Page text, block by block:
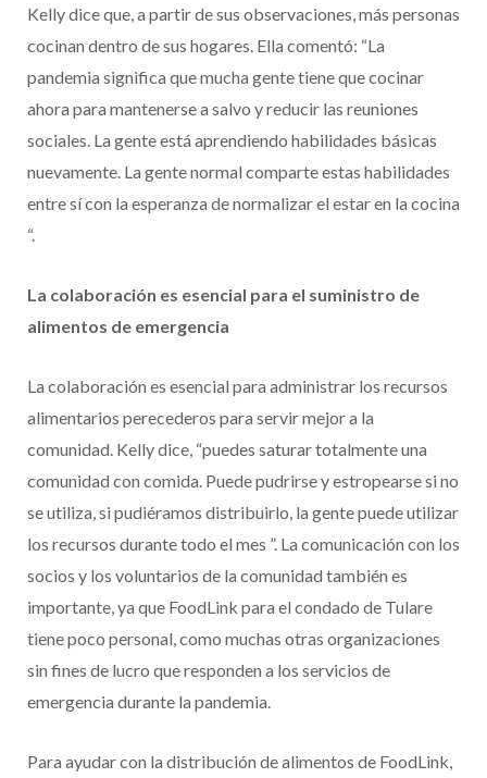
Kelly dice que, a partir de sus observaciones, más personas
cocinan dentro de sus hogares. Ella comentó: “La
pandemia significa que mucha gente tiene que cocinar
ahora para mantenerse a salvo y reducir las reuniones
sociales. La gente está aprendiendo habilidades básicas
nuevamente. La gente normal comparte estas habilidades
entre sí con la esperanza de normalizar el estar en la cocina
“.
La colaboración es esencial para el suministro de
alimentos de emergencia
La colaboración es esencial para administrar los recursos
alimentarios perecederos para servir mejor a la
comunidad. Kelly dice, “puedes saturar totalmente una
comunidad con comida. Puede pudrirse y estropearse si no
se utiliza, si pudiéramos distribuirlo, la gente puede utilizar
los recursos durante todo el mes ”. La comunicación con los
socios y los voluntarios de la comunidad también es
importante, ya que FoodLink para el condado de Tulare
tiene poco personal, como muchas otras organizaciones
sin fines de lucro que responden a los servicios de
emergencia durante la pandemia.
Para ayudar con la distribución de alimentos de FoodLink,